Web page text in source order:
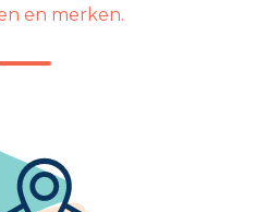
en merken.